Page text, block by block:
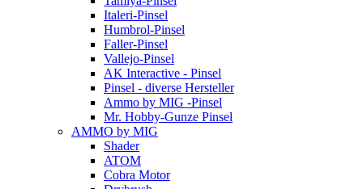
Italeri-Pinsel
Humbrol-Pinsel
Faller-Pinsel
Vallejo-Pinsel
AK Interactive - Pinsel
Pinsel - diverse Hersteller
Ammo by MIG -Pinsel
Mr. Hobby-Gunze Pinsel
AMMO by MIG
Shader
ATOM
Cobra Motor